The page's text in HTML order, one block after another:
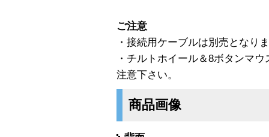
ご注意
・接続用ケーブルは別売となり
・チルトホイール＆8ボタンマ
注意下さい。
商品画像